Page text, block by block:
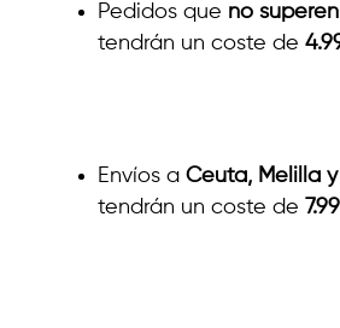
Pedidos que no
tendrán un coste de
Envíos a Ceuta, Melilla
tendrán un coste de